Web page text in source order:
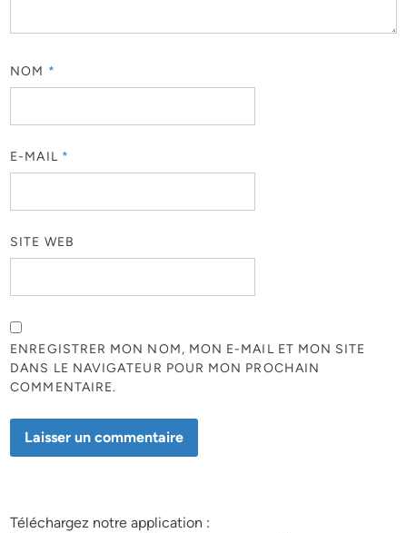
NOM *
E-MAIL *
SITE WEB
ENREGISTRER MON NOM, MON E-MAIL ET MON SITE
DANS LE NAVIGATEUR POUR MON PROCHAIN
COMMENTAIRE.
Téléchargez notre application :